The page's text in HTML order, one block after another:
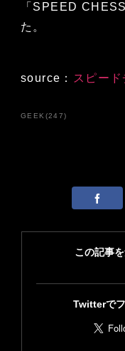
「SPEED
た。
source： スピード
GEEK (247)